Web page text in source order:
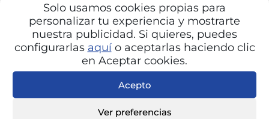
Solo usamos cookies propias para
personalizar tu experiencia y mostrarte
nuestra publicidad. Si quieres, puedes
configurarlas aquío aceptarlas haciendo clic
en Aceptar cookies.
Acepto
Ver preferencias